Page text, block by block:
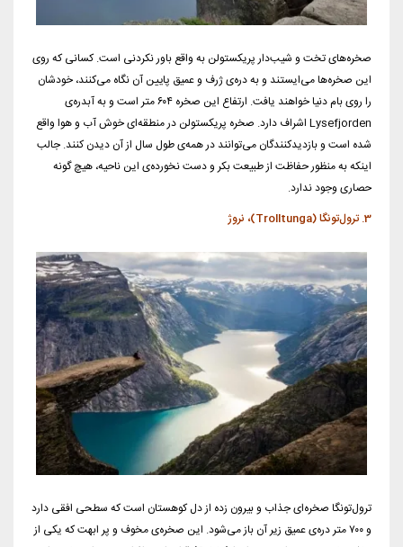
صخره‌های تخت و شیب‌دار پریکستولن به واقع باور نکردنی است. کسانی که روی
این صخره‌ها می‌ایستند و به دره‌ی ژرف و عمیق پایین آن نگاه می‌کنند، خودشان
را روی بام دنیا خواهند یافت. ارتفاع این صخره ۶۰۴ متر است و به آبدره‌ی
Lysefjorden اشراف دارد. صخره‌ پریکستولن در منطقه‌ای خوش آب و هوا واقع
شده است و بازدیدکنندگان می‌توانند در همه‌ی طول سال از آن دیدن کنند. جالب
اینکه به منظور حفاظت از طبیعت بکر و دست نخورده‌ی این ناحیه، هیچ گونه
حصاری وجود ندارد.
3. ترول‌تونگا (Trolltunga)، نروژ
ترول‌تونگا صخره‌ای جذاب و بیرون زده از دل کوهستان است که سطحی افقی دارد
و ۷۰۰ متر دره‌ی عمیق زیر آن باز می‌شود. این صخره‌ی مخوف و پر ابهت که یکی از